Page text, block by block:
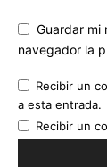
Guardar mi
navegador la
Recibir un
a esta entrada.
Recibir un